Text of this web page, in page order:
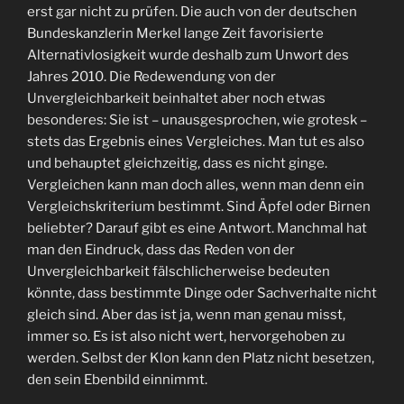
erst gar nicht zu prüfen. Die auch von der deutschen
Bundeskanzlerin Merkel lange Zeit favorisierte
Alternativlosigkeit wurde deshalb zum Unwort des
Jahres 2010. Die Redewendung von der
Unvergleichbarkeit beinhaltet aber noch etwas
besonderes: Sie ist – unausgesprochen, wie grotesk –
stets das Ergebnis eines Vergleiches. Man tut es also
und behauptet gleichzeitig, dass es nicht ginge.
Vergleichen kann man doch alles, wenn man denn ein
Vergleichskriterium bestimmt. Sind Äpfel oder Birnen
beliebter? Darauf gibt es eine Antwort. Manchmal hat
man den Eindruck, dass das Reden von der
Unvergleichbarkeit fälschlicherweise bedeuten
könnte, dass bestimmte Dinge oder Sachverhalte nicht
gleich sind. Aber das ist ja, wenn man genau misst,
immer so. Es ist also nicht wert, hervorgehoben zu
werden. Selbst der Klon kann den Platz nicht besetzen,
den sein Ebenbild einnimmt.